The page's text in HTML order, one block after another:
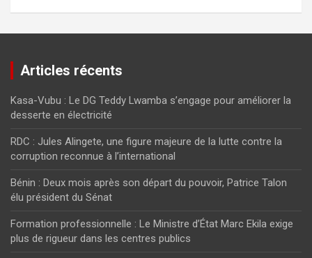
Articles récents
Kasa-Vubu : Le DG Teddy Lwamba s’engage pour améliorer la
desserte en électricité
RDC : Jules Alingete, une figure majeure de la lutte contre la
corruption reconnue à l’international
Bénin : Deux mois après son départ du pouvoir, Patrice Talon
élu président du Sénat
Formation professionnelle : Le Ministre d’État Marc Ekila exige
plus de rigueur dans les centres publics